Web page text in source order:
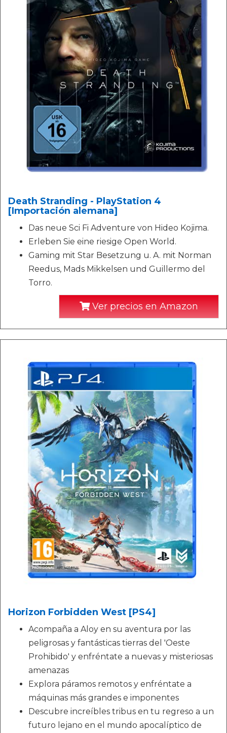
Death Stranding - PlayStation 4
[Importación alemana]
Das neue Sci Fi Adventure von Hideo Kojima.
Erleben Sie eine riesige Open World.
Gaming mit Star Besetzung u. A. mit Norman
Reedus, Mads Mikkelsen und Guillermo del
Torro.
Ver precios en Amazon
Horizon Forbidden West [PS4]
Acompaña a Aloy en su aventura por las
peligrosas y fantásticas tierras del 'Oeste
Prohibido' y enfréntate a nuevas y misteriosas
amenazas
Explora páramos remotos y enfréntate a
máquinas más grandes e imponentes
Descubre increíbles tribus en tu regreso a un
futuro lejano en el mundo apocalíptico de